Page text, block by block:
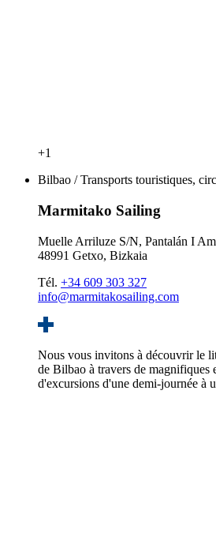
+1
Bilbao / Transports touristiques,
Marmitako Sailing
Muelle Arriluze S/N, Pantalán I
48991 Getxo, Bizkaia
Tél. +34 609 303 327
info@marmitakosailing.com
Nous vous invitons à découvrir le
de Bilbao à travers de magnifiques
d'excursions d'une demi-journée à